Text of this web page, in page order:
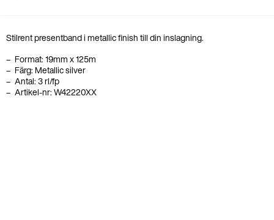
Stilrent presentband i metallic finish till din inslagning.
Format: 19mm x 125m
Färg: Metallic silver
Antal: 3 rl/fp
Artikel-nr: W42220XX